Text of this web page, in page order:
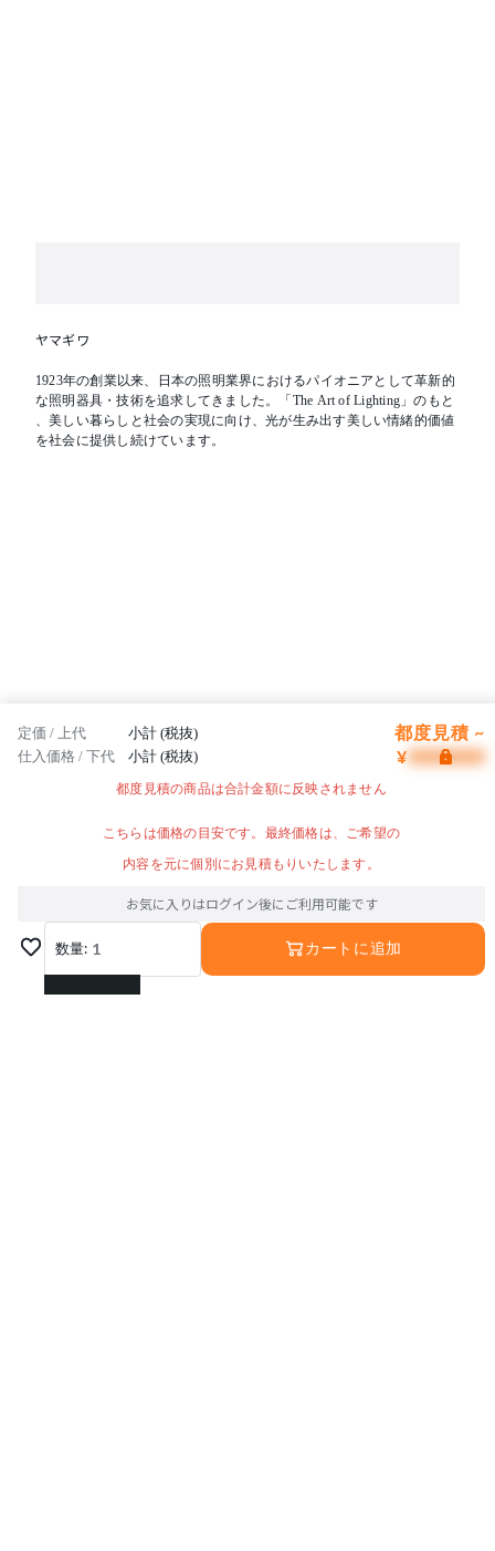
ヤマギワ
1923年の創業以来、日本の照明業界におけるパイオニアとして革新的
な照明器具・技術を追求してきました。「The Art of Lighting」のもと
、美しい暮らしと社会の実現に向け、光が生み出す美しい情緒的価値
を社会に提供し続けています。
定価 / 上代 小計 (税抜) 都度見積 ~
仕入価格 / 下代 小計 (税抜) ¥
都度見積の商品は合計金額に反映されません
こちらは価格の目安です。最終価格は、ご希望の
内容を元に個別にお見積もりいたします。
お気に入りはログイン後にご利用可能です
数量: 1
1
カートに追加